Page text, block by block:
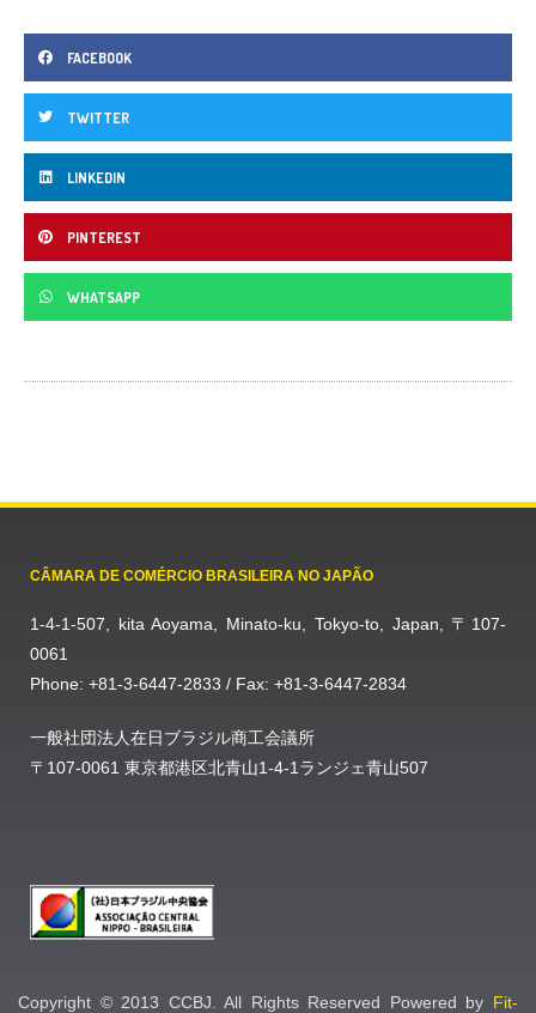
FACEBOOK
TWITTER
LINKEDIN
PINTEREST
WHATSAPP
CÂMARA DE COMÉRCIO BRASILEIRA NO JAPÃO
1-4-1-507, kita Aoyama, Minato-ku, Tokyo-to, Japan, 〒107-
0061
Phone: +81-3-6447-2833 / Fax: +81-3-6447-2834
一般社団法人在日ブラジル商工会議所
〒107-0061 東京都港区北青山1-4-1ランジェ青山507
Copyright © 2013 CCBJ. All Rights Reserved Powered by Fit-